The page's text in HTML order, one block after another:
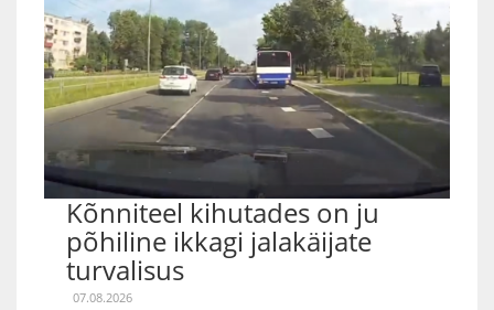
Kõnniteel kihutades on ju
põhiline ikkagi jalakäijate
turvalisus
07.08.2026